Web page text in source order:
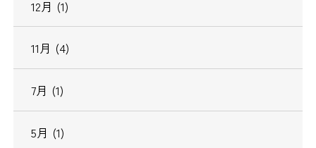
12月 (1)
11月 (4)
7月 (1)
5月 (1)